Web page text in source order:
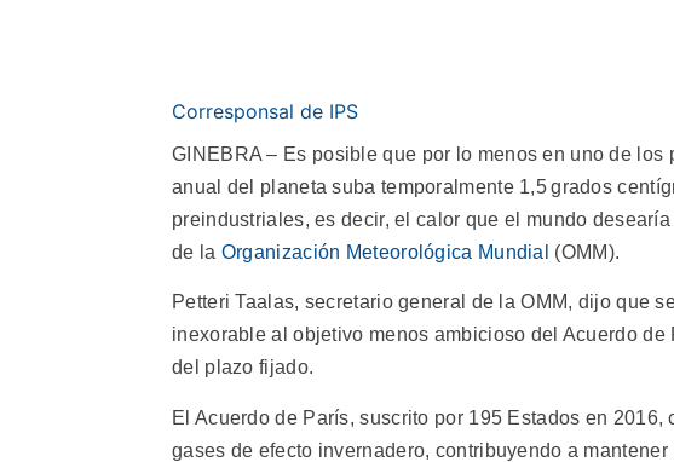
Corresponsal de IPS
GINEBRA – Es posible que por lo menos en uno de
anual del planeta suba temporalmente 1,5 grados
preindustriales, es decir, el calor que el mundo
de la Organización Meteorológica Mundial (OMM).
Petteri Taalas, secretario general de la OMM, dijo que
inexorable al objetivo menos ambicioso del Acuerdo
del plazo fijado.
El Acuerdo de París, suscrito por 195 Estados en
gases de efecto invernadero, contribuyendo a